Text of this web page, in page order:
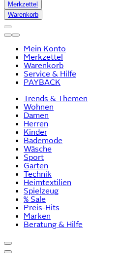
Merkzettel
Warenkorb
Mein Konto
Merkzettel
Warenkorb
Service & Hilfe
PAYBACK
Trends & Themen
Wohnen
Damen
Herren
Kinder
Bademode
Wäsche
Sport
Garten
Technik
Heimtextilien
Spielzeug
% Sale
Preis-Hits
Marken
Beratung & Hilfe